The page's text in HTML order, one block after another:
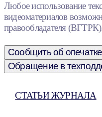
Любое использование
видеоматериалов
правообладателя
Сообщить об опечатке
Обращение в
СТАТЬИ ЖУРНАЛА